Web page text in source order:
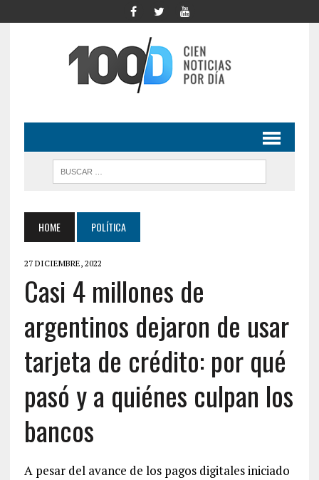
HOME POLÍTICA
27 DICIEMBRE, 2022
Casi 4 millones de
argentinos dejaron de usar
tarjeta de crédito: por qué
pasó y a quiénes culpan los
bancos
A pesar del avance de los pagos digitales iniciado